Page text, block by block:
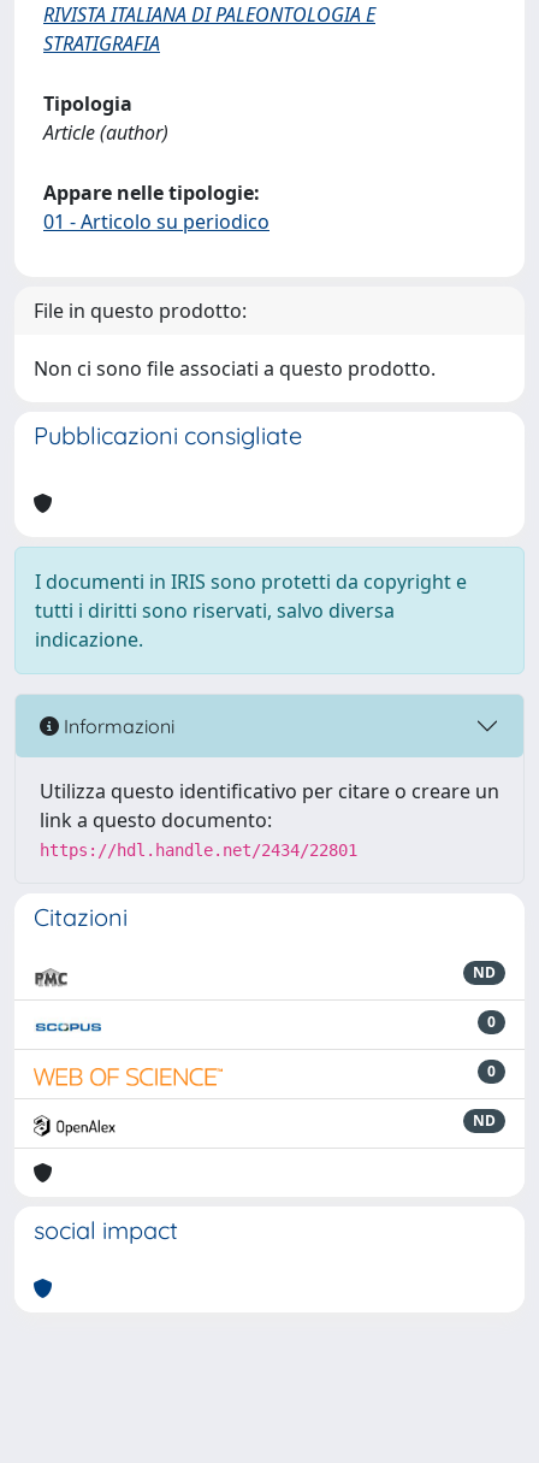
RIVISTA ITALIANA DI PALEONTOLOGIA E
STRATIGRAFIA
Tipologia
Article (author)
Appare nelle tipologie:
01 - Articolo su periodico
File in questo prodotto:
Non ci sono file associati a questo prodotto.
Pubblicazioni consigliate
I documenti in IRIS sono protetti da copyright e
tutti i diritti sono riservati, salvo diversa
indicazione.
Informazioni
Utilizza questo identificativo per citare o creare un
link a questo documento:
https://hdl.handle.net/2434/22801
Citazioni
ND
0
0
ND
social impact